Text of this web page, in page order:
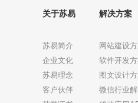
关于苏易
苏易简介
企业文化
苏易理念
客户伙伴
解决方案
网站建设
软件开发
图文设计
微信行业